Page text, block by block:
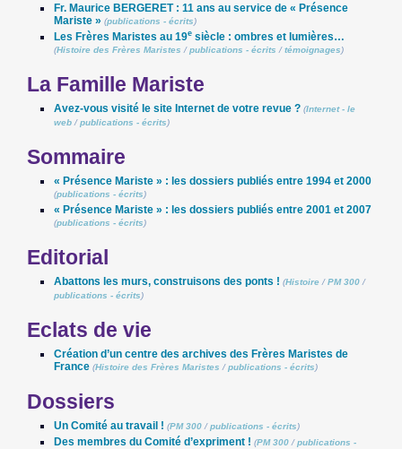
Fr. Maurice BERGERET : 11 ans au service de « Présence
Mariste » (publications - écrits)
Les Frères Maristes au 19e siècle : ombres et lumières…
(Histoire des Frères Maristes /publications - écrits /témoignages)
La Famille Mariste
Avez-vous visité le site Internet de votre revue ? (Internet - le
web /publications - écrits)
Sommaire
« Présence Mariste » : les dossiers publiés entre 1994 et 2000
(publications - écrits)
« Présence Mariste » : les dossiers publiés entre 2001 et 2007
(publications - écrits)
Editorial
Abattons les murs, construisons des ponts ! (Histoire /PM 300 /
publications - écrits)
Eclats de vie
Création d’un centre des archives des Frères Maristes de
France (Histoire des Frères Maristes /publications - écrits)
Dossiers
Un Comité au travail ! (PM 300 /publications - écrits)
Des membres du Comité d’expriment ! (PM 300 /publications -